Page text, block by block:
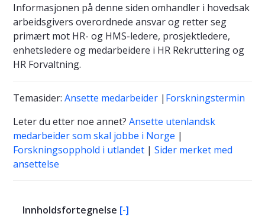
Informasjonen på denne siden omhandler i hovedsak
arbeidsgivers overordnede ansvar og retter seg
primært mot HR- og HMS-ledere, prosjektledere,
enhetsledere og medarbeidere i HR Rekruttering og
HR Forvaltning.
Temasider: Ansette medarbeider | Forskningstermin
Leter du etter noe annet? Ansette utenlandsk
medarbeider som skal jobbe i Norge |
Forskningsopphold i utlandet | Sider merket med
ansettelse
Innholdsfortegnelse [-]